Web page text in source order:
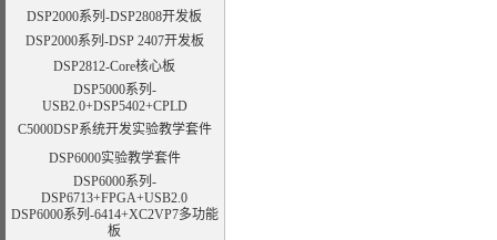
DSP2000系列-DSP2808开发板
DSP2000系列-DSP 2407开发板
DSP2812-Core核心板
DSP5000系列-
USB2.0+DSP5402+CPLD
C5000DSP系统开发实验教学套件
DSP6000实验教学套件
DSP6000系列-
DSP6713+FPGA+USB2.0
DSP6000系列-6414+XC2VP7多功能
板